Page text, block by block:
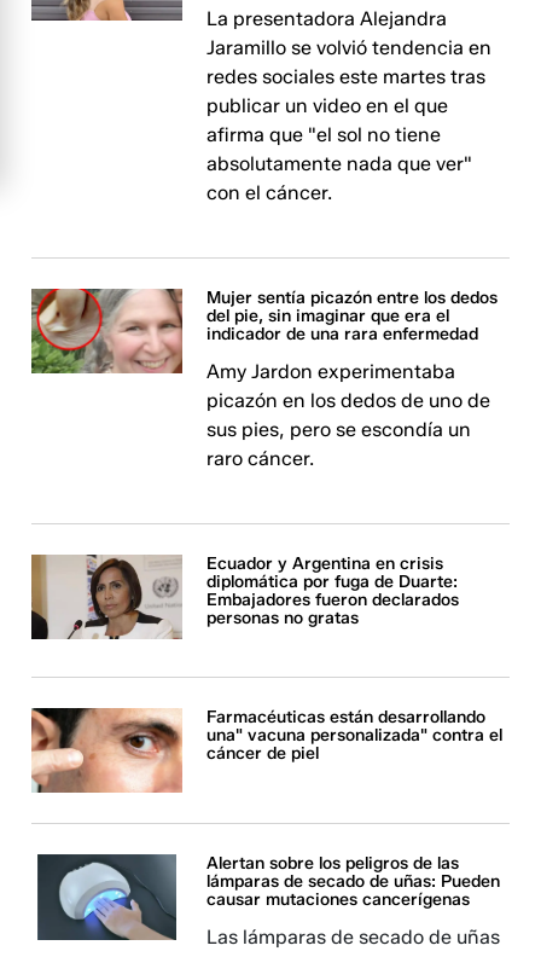
La presentadora Alejandra
Jaramillo se volvió tendencia en
redes sociales este martes tras
publicar un video en el que
afirma que "el sol no tiene
absolutamente nada que ver"
con el cáncer.
Mujer sentía picazón entre los dedos
del pie, sin imaginar que era el
indicador de una rara enfermedad
Amy Jardon experimentaba
picazón en los dedos de uno de
sus pies, pero se escondía un
raro cáncer.
Ecuador y Argentina en crisis
diplomática por fuga de Duarte:
Embajadores fueron declarados
personas no gratas
Farmacéuticas están desarrollando
una" vacuna personalizada" contra el
cáncer de piel
Alertan sobre los peligros de las
lámparas de secado de uñas: Pueden
causar mutaciones cancerígenas
Las lámparas de secado de uñas